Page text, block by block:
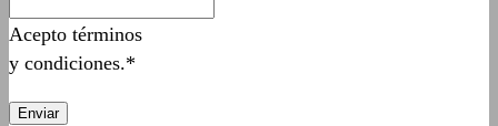
Acepto términos
y condiciones.*